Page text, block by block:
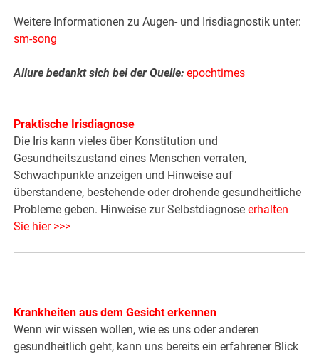
Weitere Informationen zu Augen- und Irisdiagnostik unter:
sm-song
Allure bedankt sich bei der Quelle: epochtimes
Praktische Irisdiagnose
Die Iris kann vieles über Konstitution und
Gesundheitszustand eines Menschen verraten,
Schwachpunkte anzeigen und Hinweise auf
überstandene, bestehende oder drohende gesundheitliche
Probleme geben. Hinweise zur Selbstdiagnoseerhalten
Sie hier >>>
Krankheiten aus dem Gesicht erkennen
Wenn wir wissen wollen, wie es uns oder anderen
gesundheitlich geht, kann uns bereits ein erfahrener Blick